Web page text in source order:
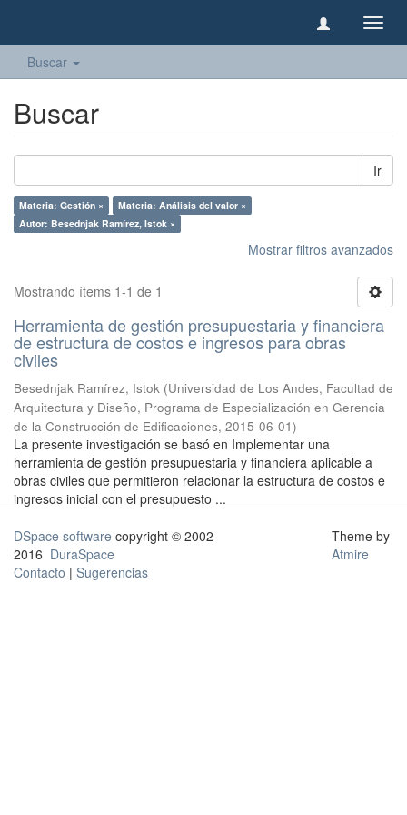
Buscar
Buscar
Ir
Materia: Gestión ×
Materia: Análisis del valor ×
Autor: Besednjak Ramírez, Istok ×
Mostrar filtros avanzados
Mostrando ítems 1-1 de 1
Herramienta de gestión presupuestaria y financiera
de estructura de costos e ingresos para obras
civiles
Besednjak Ramírez, Istok (Universidad de Los Andes, Facultad de
Arquitectura y Diseño, Programa de Especialización en Gerencia
de la Construcción de Edificaciones, 2015-06-01)
La presente investigación se basó en Implementar una
herramienta de gestión presupuestaria y financiera aplicable a
obras civiles que permitieron relacionar la estructura de costos e
ingresos inicial con el presupuesto ...
DSpace software copyright © 2002-
2016 DuraSpace
Contacto | Sugerencias
Theme by
Atmire